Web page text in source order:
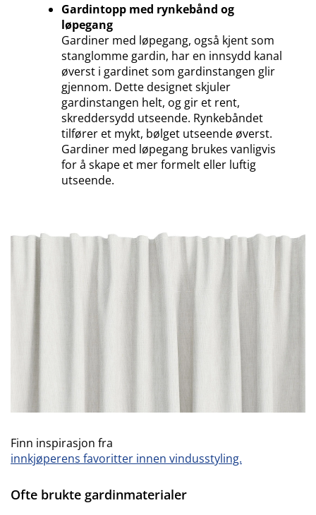
Gardintopp med rynkebånd og
løpegang
Gardiner med løpegang, også kjent som
stanglomme gardin, har en innsydd kanal
øverst i gardinet som gardinstangen glir
gjennom. Dette designet skjuler
gardinstangen helt, og gir et rent,
skreddersydd utseende. Rynkebåndet
tilfører et mykt, bølget utseende øverst.
Gardiner med løpegang brukes vanligvis
for å skape et mer formelt eller luftig
utseende.
Finn inspirasjon fra
innkjøperens favoritter innen vindusstyling.
Ofte brukte gardinmaterialer